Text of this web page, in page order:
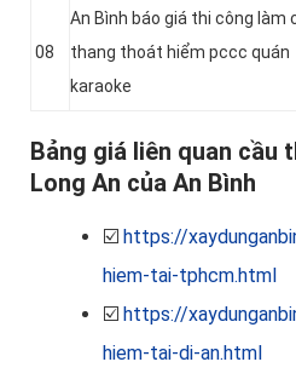
08
An Bình báo giá thi công làm
thang thoát hiểm pccc quán
karaoke
Bảng giá liên quan cầu
Long An của An Bình
☑️ https://
hiem-tai-tphcm.html
☑️ https://
hiem-tai-di-an.html